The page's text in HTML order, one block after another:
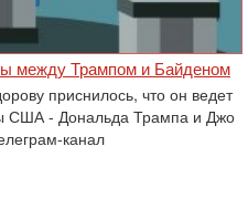
между Трампом и Байденом
приснилось, что он ведет
США - Дональда Трампа и Джо
канал